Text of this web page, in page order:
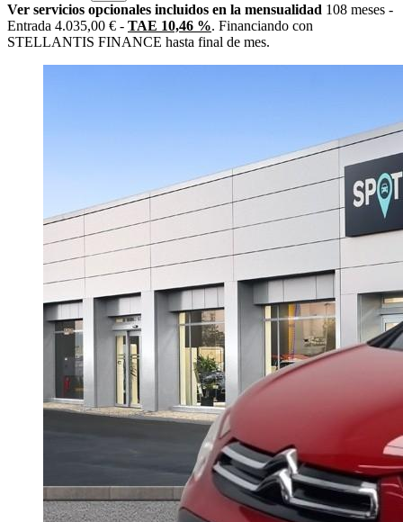
Ver servicios opcionales incluidos en la mensualidad 108 meses -
Entrada 4.035,00 € - TAE 10,46 %. Financiando con
STELLANTIS FINANCE hasta final de mes.